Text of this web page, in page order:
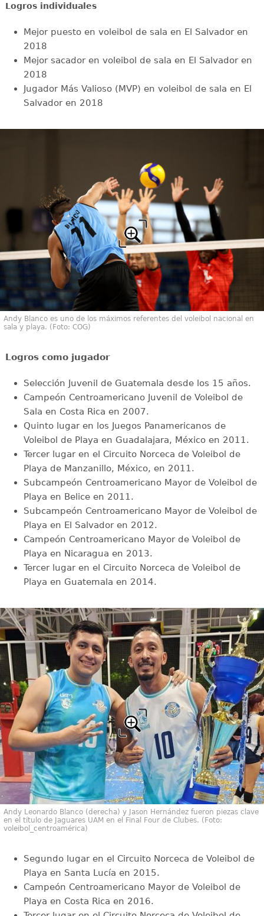
Logros individuales
Mejor puesto en voleibol de sala en El Salvador en
2018
Mejor sacador en voleibol de sala en El Salvador en
2018
Jugador Más Valioso (MVP) en voleibol de sala en El
Salvador en 2018
Andy Blanco es uno de los máximos referentes del voleibol nacional en
sala y playa. (Foto: COG)
Logros como jugador
Selección Juvenil de Guatemala desde los 15 años.
Campeón Centroamericano Juvenil de Voleibol de
Sala en Costa Rica en 2007.
Quinto lugar en los Juegos Panamericanos de
Voleibol de Playa en Guadalajara, México en 2011.
Tercer lugar en el Circuito Norceca de Voleibol de
Playa de Manzanillo, México, en 2011.
Subcampeón Centroamericano Mayor de Voleibol de
Playa en Belice en 2011.
Subcampeón Centroamericano Mayor de Voleibol de
Playa en El Salvador en 2012.
Campeón Centroamericano Mayor de Voleibol de
Playa en Nicaragua en 2013.
Tercer lugar en el Circuito Norceca de Voleibol de
Playa en Guatemala en 2014.
Andy Leonardo Blanco (derecha) y Jason Hernández fueron piezas clave
en el título de Jaguares UAM en el Final Four de Clubes. (Foto:
voleibol_centroamérica)
Segundo lugar en el Circuito Norceca de Voleibol de
Playa en Santa Lucía en 2015.
Campeón Centroamericano Mayor de Voleibol de
Playa en Costa Rica en 2016.